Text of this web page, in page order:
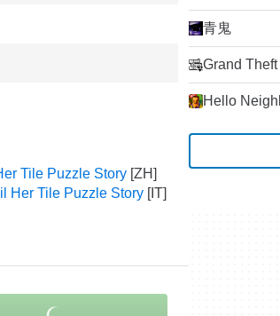
Tile Puzzle Story
Her Tile Puzzle Story
青鬼
Grand Theft
Hello